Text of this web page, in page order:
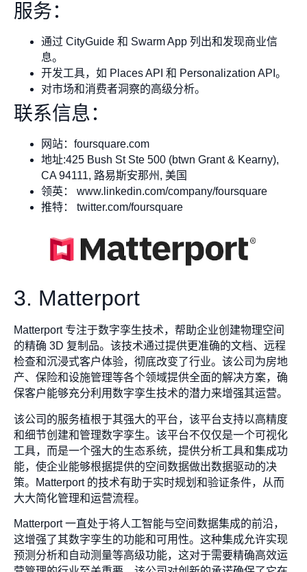
服务：
通过 CityGuide 和 Swarm App 列出和发现商业信
息。
开发工具，如 Places API 和 Personalization API。
对市场和消费者洞察的高级分析。
联系信息：
网站：foursquare.com
地址:425 Bush St Ste 500 (btwn Grant & Kearny),
CA 94111, 路易斯安那州, 美国
领英： www.linkedin.com/company/foursquare
推特： twitter.com/foursquare
3. Matterport
Matterport 专注于数字孪生技术，帮助企业创建物理空间
的精确 3D 复制品。该技术通过提供更准确的文档、远程
检查和沉浸式客户体验，彻底改变了行业。该公司为房地
产、保险和设施管理等各个领域提供全面的解决方案，确
保客户能够充分利用数字孪生技术的潜力来增强其运营。
该公司的服务植根于其强大的平台，该平台支持以高精度
和细节创建和管理数字孪生。该平台不仅仅是一个可视化
工具，而是一个强大的生态系统，提供分析工具和集成功
能，使企业能够根据提供的空间数据做出数据驱动的决
策。Matterport 的技术有助于实时规划和验证条件，从而
大大简化管理和运营流程。
Matterport 一直处于将人工智能与空间数据集成的前沿，
这增强了其数字孪生的功能和可用性。这种集成允许实现
预测分析和自动测量等高级功能，这对于需要精确高效运